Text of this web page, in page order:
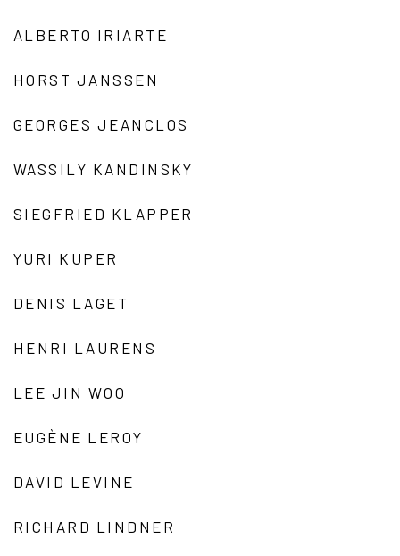
ALBERTO IRIARTE
HORST JANSSEN
GEORGES JEANCLOS
WASSILY KANDINSKY
SIEGFRIED KLAPPER
YURI KUPER
DENIS LAGET
HENRI LAURENS
LEE JIN WOO
EUGÈNE LEROY
DAVID LEVINE
RICHARD LINDNER